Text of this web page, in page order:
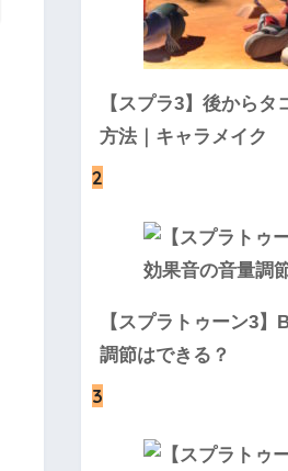
【スプラ3】後から
方法｜キャラメイク
2
【スプラトゥーン3
調節はできる？
3